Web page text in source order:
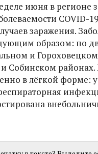
июня в регионе
COVID-
заражения.
образом: по
и
Собинском районах.
в лёгкой форме: